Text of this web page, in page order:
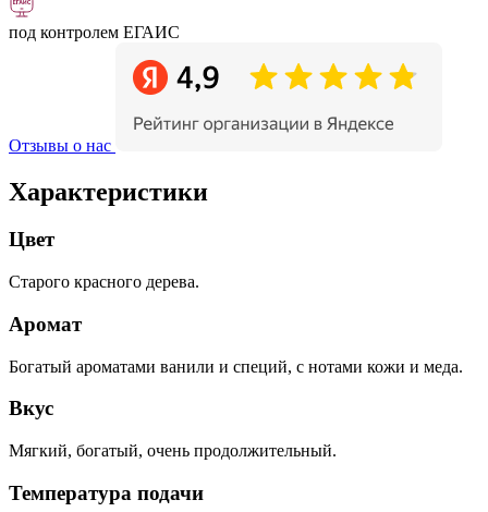
под контролем ЕГАИС
Отзывы о нас
Характеристики
Цвет
Старого красного дерева.
Аромат
Богатый ароматами ванили и специй, с нотами кожи и меда.
Вкус
Мягкий, богатый, очень продолжительный.
Температура подачи